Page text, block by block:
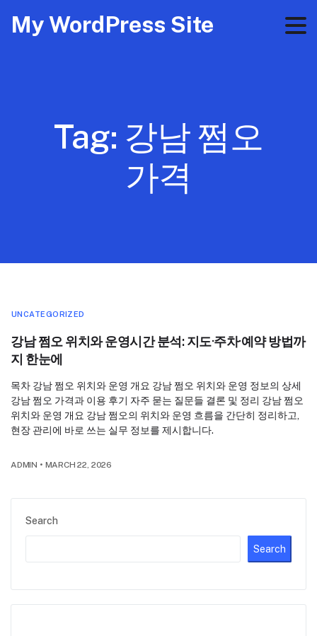
My WordPress Site
Tag: 강남 쩜오
가격
Search
Search
UNCATEGORIZED
강남 쩜오 위치와 운영시간 분석: 지도·주차·예약 방법까
지 한눈에
목차 강남 쩜오 위치와 운영 개요 강남 쩜오 위치와 운영 정보의 상세
강남 쩜오 가격과 이용 후기 자주 묻는 질문들 결론 및 정리 강남 쩜오
위치와 운영 개요 강남 쩜오의 위치와 운영 흐름을 간단히 정리하고,
현장 관리에 바로 쓰는 실무 정보를 제시합니다.
ADMIN • MARCH 22, 2026